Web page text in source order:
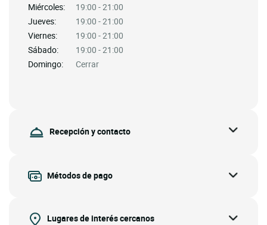
Miércoles:
19:00 - 21:00
Jueves:
19:00 - 21:00
Viernes:
19:00 - 21:00
Sábado:
19:00 - 21:00
Domingo:
Cerrar
Recepción y contacto
Métodos de pago
Lugares de interés cercanos